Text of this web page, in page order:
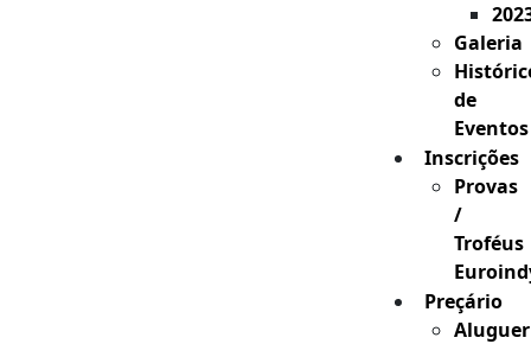
Galeria
de
Eventos
Inscrições
Provas
/
Troféus
Preçário
Aluguer